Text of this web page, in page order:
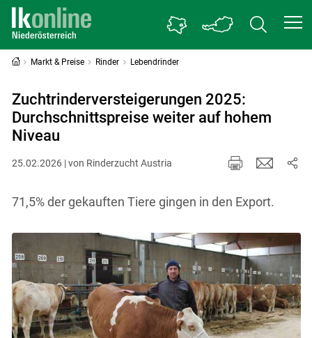
Markt & Preise Rinder Lebendrinder
Zuchtrinderversteigerungen 2025:
Durchschnittspreise weiter auf hohem
Niveau
25.02.2026 | von Rinderzucht Austria
71,5% der gekauften Tiere gingen in den Export.